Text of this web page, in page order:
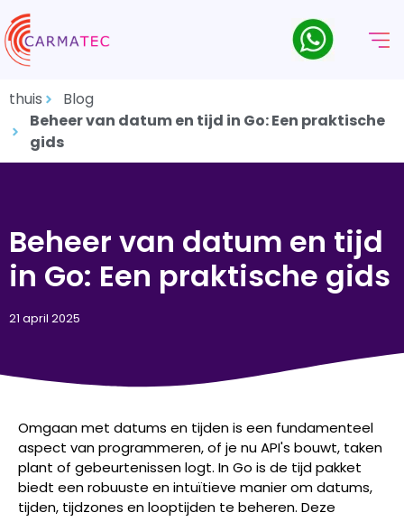
thuis
Blog
Beheer van datum en tijd in Go: Een praktische
gids
Beheer van datum en tijd
in Go: Een praktische gids
21 april 2025
Omgaan met datums en tijden is een fundamenteel
aspect van programmeren, of je nu API's bouwt, taken
plant of gebeurtenissen logt. In Go is de tijdpakket
biedt een robuuste en intuïtieve manier om datums,
tijden, tijdzones en looptijden te beheren. Deze